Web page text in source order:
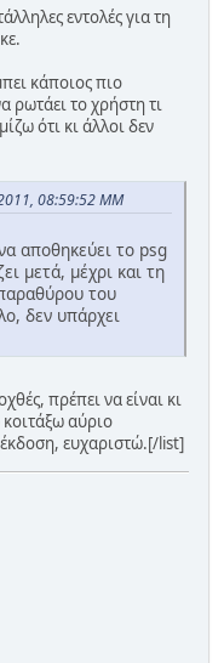
εντολές για τη
κάποιος πιο
ρωτάει το χρήστη τι
ότι κι άλλοι δεν
08:59:52 ΜΜ
αποθηκεύει το psg
μετά, μέχρι και τη
του
δεν υπάρχει
πρέπει να είναι κι
αύριο
ευχαριστώ.[/list]